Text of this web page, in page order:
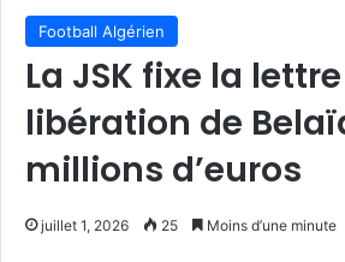
Football Algérien
La JSK fixe la
libération de
millions d’euros
juillet 1, 2026 25 Moins d’une minute